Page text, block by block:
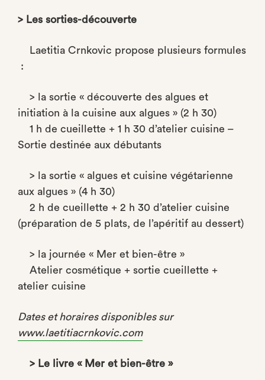
> Les sorties-découverte
Laetitia Crnkovic propose plusieurs formules
:
> la sortie « découverte des algues et
initiation à la cuisine aux algues » (2 h 30)
1 h de cueillette + 1 h 30 d’atelier cuisine –
Sortie destinée aux débutants
> la sortie « algues et cuisine végétarienne
aux algues » (4 h 30)
2 h de cueillette + 2 h 30 d’atelier cuisine
(préparation de 5 plats, de l’apéritif au dessert)
> la journée « Mer et bien-être »
Atelier cosmétique + sortie cueillette +
atelier cuisine
Dates et horaires disponibles sur
www.laetitiacrnkovic.com
> Le livre « Mer et bien-être »